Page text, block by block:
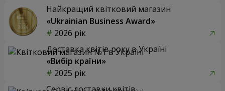
Найкращий квітковий магазин
«Ukrainian Business Award»
2026 рік
Доставка квітів року в Україні
«Вибір країни»
2025 рік